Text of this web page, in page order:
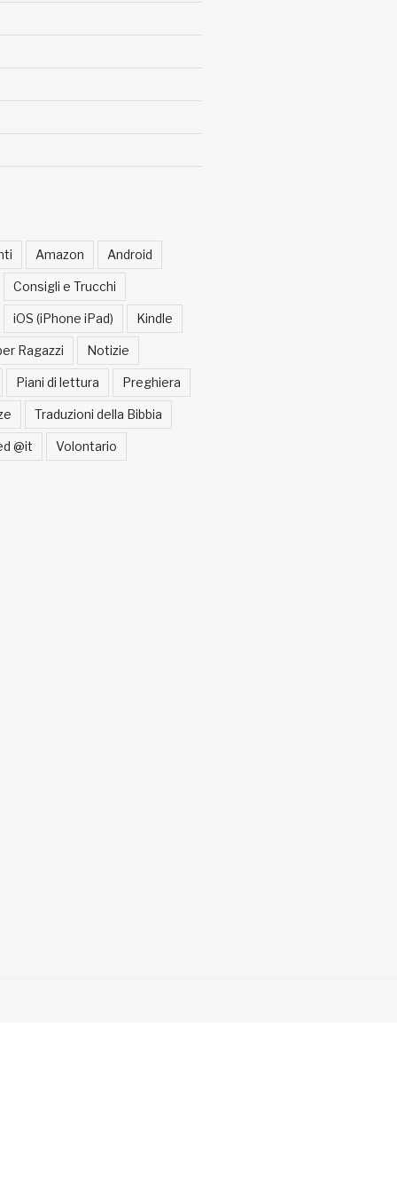
Amazon Android
Consigli e Trucchi
iOS (iPhone iPad) Kindle
Ragazzi Notizie
Piani di lettura Preghiera
Traduzioni della Bibbia
@it Volontario